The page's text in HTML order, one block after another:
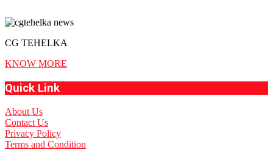
CG TEHELKA
KNOW MORE
Quick Link
About Us
Contact Us
Privacy Policy
Terms and Condition